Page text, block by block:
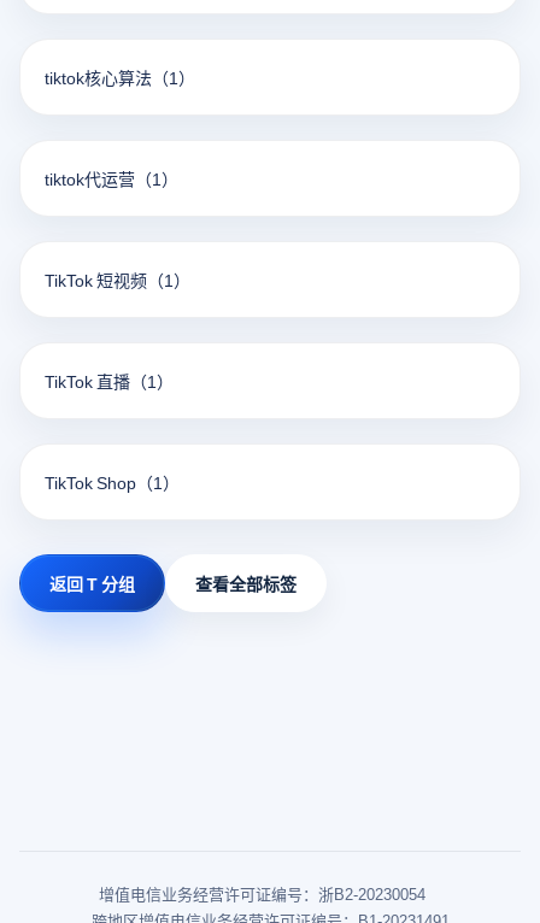
tiktok核心算法 （1）
tiktok代运营 （1）
TikTok 短视频 （1）
TikTok 直播 （1）
TikTok Shop （1）
返回 T 分组 查看全部标签
增值电信业务经营许可证编号：浙B2-20230054